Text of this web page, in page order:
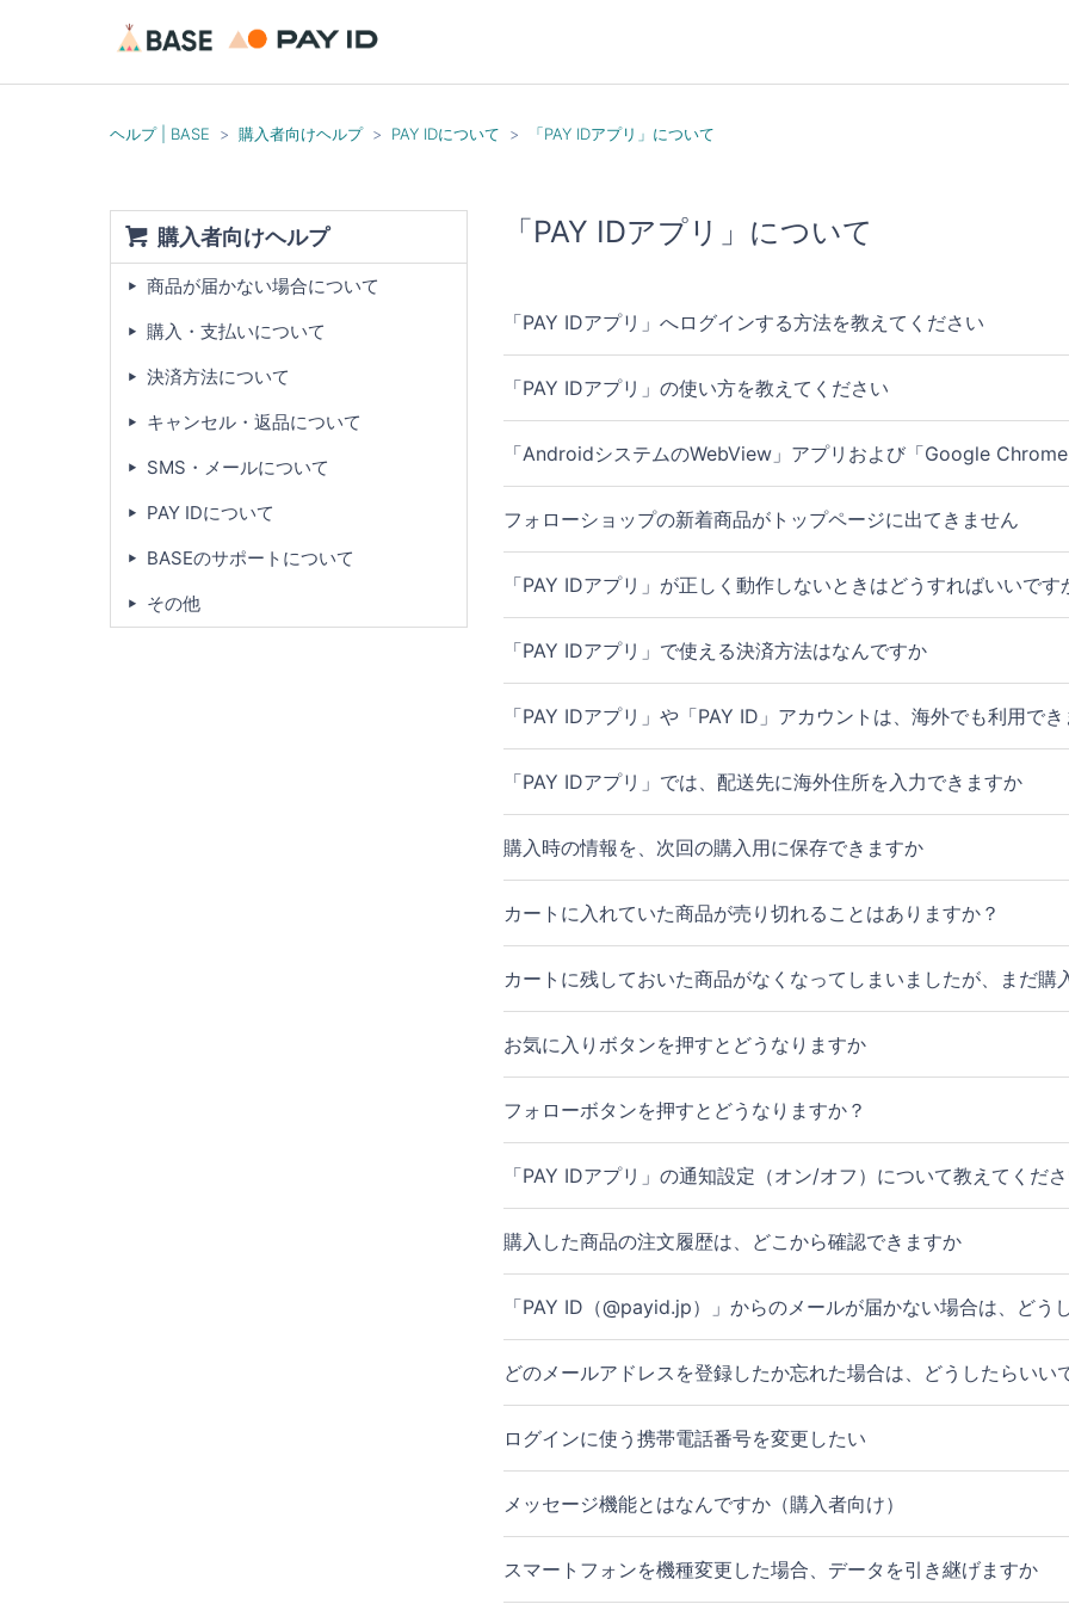
ヘルプ | BASE 購入者向けヘルプ PAY IDについて 「PAY IDアプリ」について
「PAY IDアプリ」について
「PAY IDアプリ」へログインする方法を教えてください
「PAY IDアプリ」の使い方を教えてください
「AndroidシステムのWebView」アプリおよび「Google
フォローショップの新着商品がトップページに出てきません
「PAY IDアプリ」が正しく動作しないときはどうすればいいです
「PAY IDアプリ」で使える決済方法はなんですか
「PAY IDアプリ」や「PAY ID」アカウントは、海外でも利用で
「PAY IDアプリ」では、配送先に海外住所を入力できますか
購入時の情報を、次回の購入用に保存できますか
カートに入れていた商品が売り切れることはありますか？
カートに残しておいた商品がなくなってしまいましたが、まだ購
お気に入りボタンを押すとどうなりますか
フォローボタンを押すとどうなりますか？
「PAY IDアプリ」の通知設定（オン/オフ）について教えてくだ
購入した商品の注文履歴は、どこから確認できますか
「PAY ID（@payid.jp）」からのメールが届かない場合は、どう
どのメールアドレスを登録したか忘れた場合は、どうしたらいい
ログインに使う携帯電話番号を変更したい
メッセージ機能とはなんですか（購入者向け）
スマートフォンを機種変更した場合、データを引き継げますか
購入者向けヘルプ
商品が届かない場合について
購入・支払いについて
決済方法について
キャンセル・返品について
SMS・メールについて
PAY IDについて
BASEのサポートについて
その他